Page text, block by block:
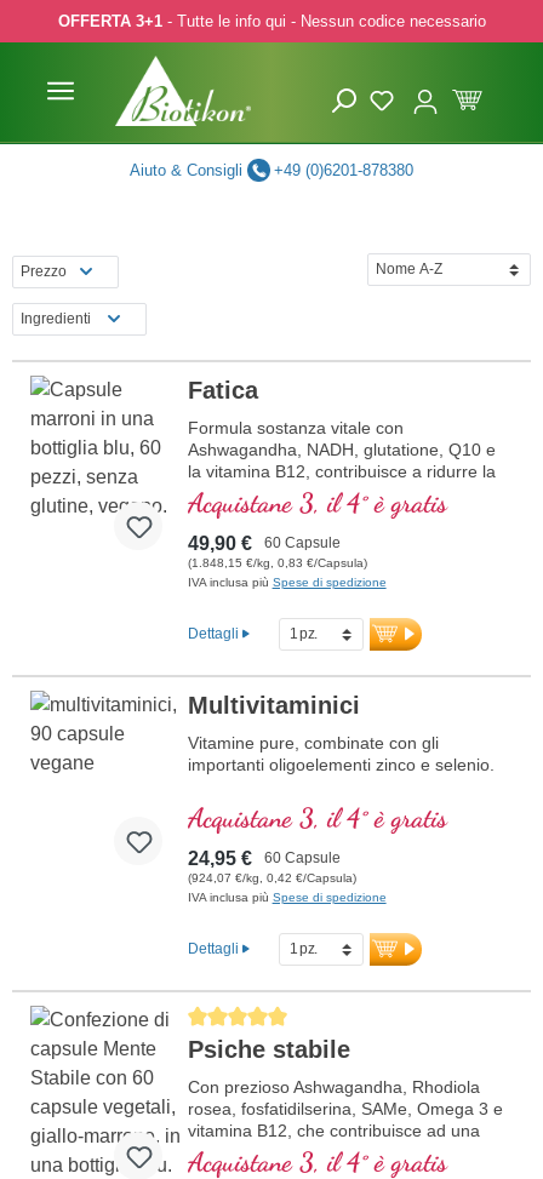
to main content
Skip to search
Skip to main navigation
OFFERTA 3+1- Tutte le info qui - Nessun codice necessario
Aiuto & Consigli +49 (0)6201-878380
Prezzo
Ingredienti
Fatica
Formula sostanza vitale con
Ashwagandha, NADH, glutatione, Q10 e
la vitamina B12, contribuisce a ridurre la
stanchezza e la fatica.
Acquistane 3, il 4° è gratis
49,90 € 60 Capsule
(1.848,15 €/kg, 0,83 €/Capsula)
IVA inclusa più Spese di spedizione
Dettagli
Multivitaminici
Vitamine pure, combinate con gli
importanti oligoelementi zinco e selenio.
Acquistane 3, il 4° è gratis
24,95 € 60 Capsule
(924,07 €/kg, 0,42 €/Capsula)
IVA inclusa più Spese di spedizione
Dettagli
Average rating of 5 out of 5 stars
Psiche stabile
Con prezioso Ashwagandha, Rhodiola
rosea, fosfatidilserina, SAMe, Omega 3 e
vitamina B12, che contribuisce ad una
funzione normale della psiche
Acquistane 3, il 4° è gratis